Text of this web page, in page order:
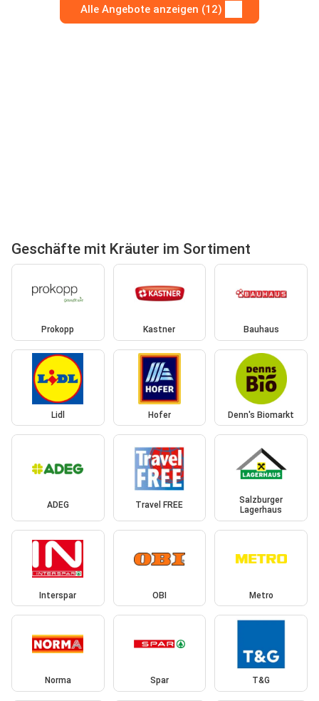
Alle Angebote anzeigen (12)
Geschäfte mit Kräuter im Sortiment
Prokopp Kastner Bauhaus
Lidl Hofer Denn's Biomarkt
ADEG Travel FREE
Salzburger
Lagerhaus
Interspar OBI Metro
Norma Spar T&G